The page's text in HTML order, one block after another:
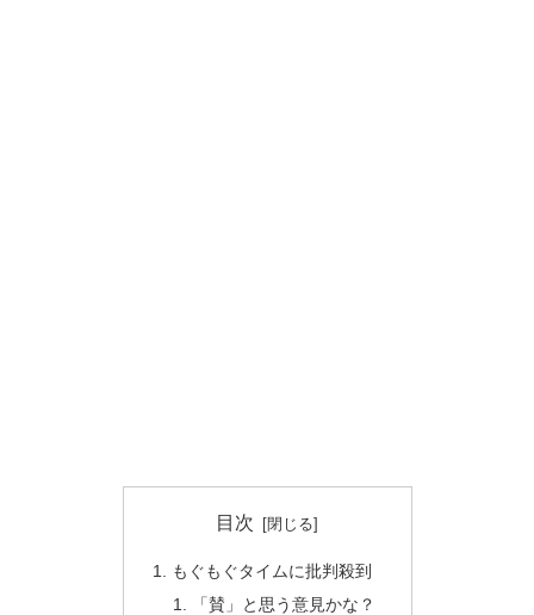
目次
もぐもぐタイムに批判殺到
「賛」と思う意見かな？